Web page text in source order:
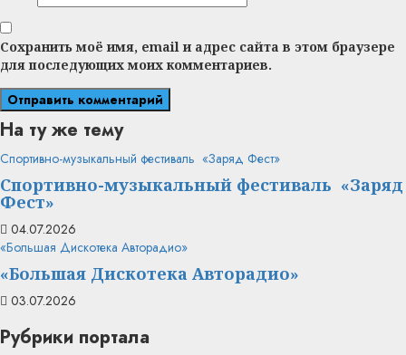
Сохранить моё имя, email и адрес сайта в этом браузере
для последующих моих комментариев.
На ту же тему
Спортивно-музыкальный фестиваль «Заряд Фест»
Спортивно-музыкальный фестиваль «Заряд
Фест»
04.07.2026
«Большая Дискотека Авторадио»
«Большая Дискотека Авторадио»
03.07.2026
Рубрики портала